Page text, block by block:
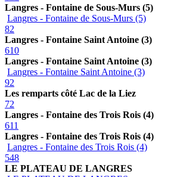
Langres - Fontaine de Sous-Murs (5)
Langres - Fontaine de Sous-Murs (5)
82
Langres - Fontaine Saint Antoine (3)
610
Langres - Fontaine Saint Antoine (3)
Langres - Fontaine Saint Antoine (3)
92
Les remparts côté Lac de la Liez
72
Langres - Fontaine des Trois Rois (4)
611
Langres - Fontaine des Trois Rois (4)
Langres - Fontaine des Trois Rois (4)
548
LE PLATEAU DE LANGRES